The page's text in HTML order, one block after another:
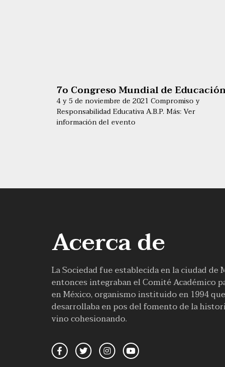
7o Congreso Mundial de
4 y 5 de noviembre de 2021 Compromiso y
Responsabilidad Educativa A.B.P. Más: Ver
información del evento
Acerca de
La Sociedad fue establecida en la ciudad
entonces integraban el Comité Académico
en México, organismo instituido en 1994
desarrollaba en pos del fomento de la
vino cohesionando.